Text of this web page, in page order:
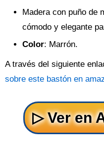
Madera con puño de
cómodo y elegante
Color: Marrón.
A través del siguiente
sobre este bastón en